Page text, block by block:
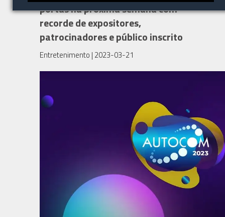
portas na próxima semana com
recorde de expositores,
patrocinadores e público inscrito
Entretenimento | 2023-03-21